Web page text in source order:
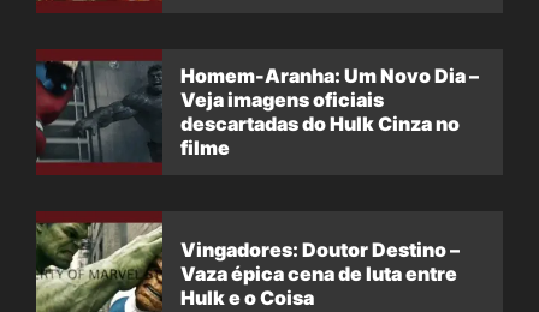
Homem-Aranha: Um Novo Dia –
Veja imagens oficiais
descartadas do Hulk Cinza no
filme
Vingadores: Doutor Destino –
Vaza épica cena de luta entre
Hulk e o Coisa